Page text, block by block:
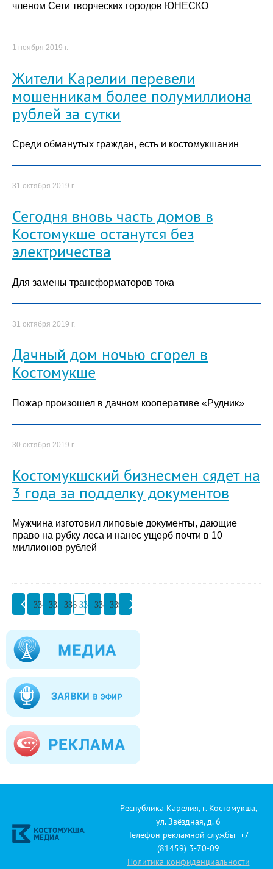
членом Сети творческих городов ЮНЕСКО
1 ноября 2019 г.
Жители Карелии перевели
мошенникам более полумиллиона
рублей за сутки
Среди обманутых граждан, есть и костомукшанин
31 октября 2019 г.
Сегодня вновь часть домов в
Костомукше останутся без
электричества
Для замены трансформаторов тока
31 октября 2019 г.
Дачный дом ночью сгорел в
Костомукше
Пожар произошел в дачном кооперативе «Рудник»
30 октября 2019 г.
Костомукшский бизнесмен сядет на
3 года за подделку документов
Мужчина изготовил липовые документы, дающие
право на рубку леса и нанес ущерб почти в 10
миллионов рублей
334 335 336 337 338 339
Республика Карелия, г. Костомукша,
ул. Звёздная, д. 6
Телефон рекламной службы +7
(81459) 3-70-09
Политика конфиденциальности